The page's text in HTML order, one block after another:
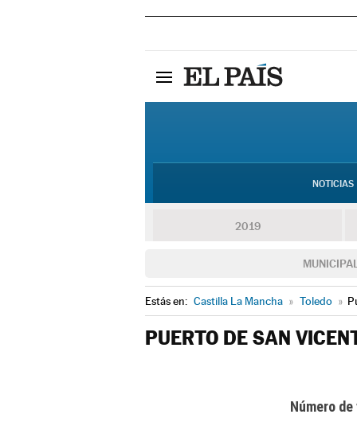
NOTICIAS
2019
Estás en: Castilla La Mancha » Toledo »
PUERTO DE SAN
Número